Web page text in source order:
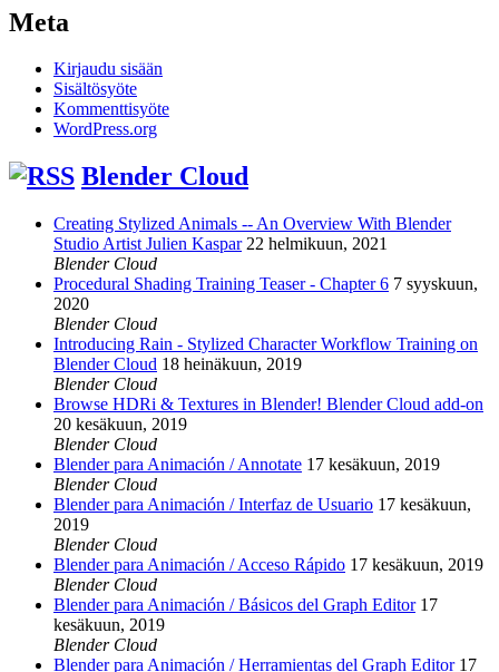
Meta
Kirjaudu sisään
Sisältösyöte
Kommenttisyöte
WordPress.org
Blender Cloud
Creating Stylized Animals -- An Overview With Blender
Studio Artist Julien Kaspar 22 helmikuun, 2021
Blender Cloud
Procedural Shading Training Teaser - Chapter 6 7 syyskuun,
2020
Blender Cloud
Introducing Rain - Stylized Character Workflow Training on
Blender Cloud 18 heinäkuun, 2019
Blender Cloud
Browse HDRi & Textures in Blender! Blender Cloud add-on
20 kesäkuun, 2019
Blender Cloud
Blender para Animación / Annotate 17 kesäkuun, 2019
Blender Cloud
Blender para Animación / Interfaz de Usuario 17 kesäkuun,
2019
Blender Cloud
Blender para Animación / Acceso Rápido 17 kesäkuun, 2019
Blender Cloud
Blender para Animación / Básicos del Graph Editor 17
kesäkuun, 2019
Blender Cloud
Blender para Animación / Herramientas del Graph Editor 17